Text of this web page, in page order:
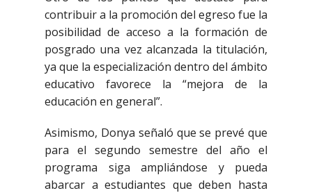
contribuir a la promoción del egreso fue la
posibilidad de acceso a la formación de
posgrado una vez alcanzada la titulación,
ya que la especialización dentro del ámbito
educativo favorece la “mejora de la
educación en general”.
Asimismo, Donya señaló que se prevé que
para el segundo semestre del año el
programa siga ampliándose y pueda
abarcar a estudiantes que deben hasta